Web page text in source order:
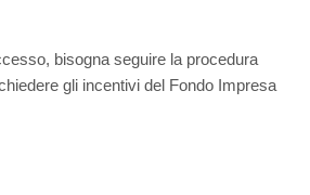
bisogna seguire la procedura
gli incentivi del Fondo Impresa